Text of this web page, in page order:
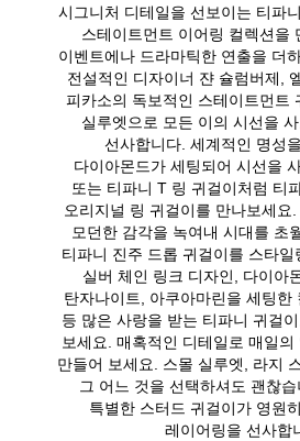
시그니처 디테일을 선보이는 티파
스테이트먼트 이어링 컬렉션을
이벤트에나 드라마틱한 연출을 더
전설적인 디자이너 쟌 슐럼버제,
피카소의 독보적인 스테이트먼트
실루엣으로 모든 이의 시선을
선사합니다. 세계적인 명성
다이아몬드가 세팅되어 시선을
또는 티파니 T 링 귀걸이처럼 티
오리지널 링 귀걸이를 만나보세요
모던한 감각을 녹여내 시대를 초
티파니 진주 드롭 귀걸이를 스타
실버 체인 링크 디자인, 다이아
탄자나이트, 아쿠아마린을 세팅한
등 많은 사랑을 받는 티파니 귀걸
보세요. 매혹적인 디테일로 매일
만들어 보세요. 스몰 실루엣, 라지
그 어느 것을 선택하셔도 괜찮
특별한 스터드 귀걸이가 영원
레이어링을 선사합